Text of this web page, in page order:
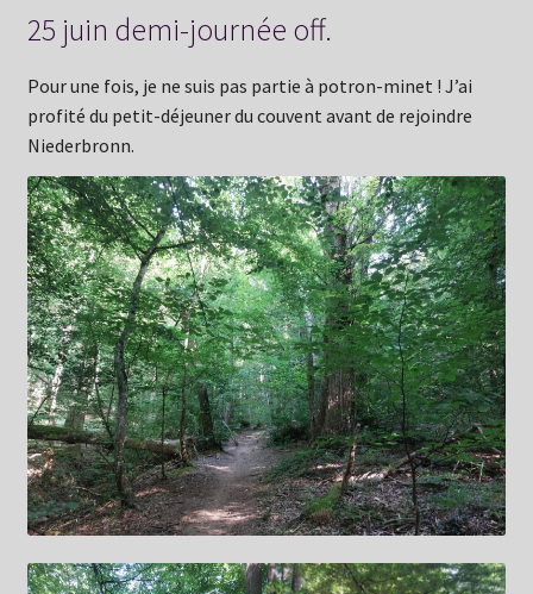
25 juin demi-journée off.
Pour une fois, je ne suis pas partie à potron-minet ! J’ai
profité du petit-déjeuner du couvent avant de rejoindre
Niederbronn.